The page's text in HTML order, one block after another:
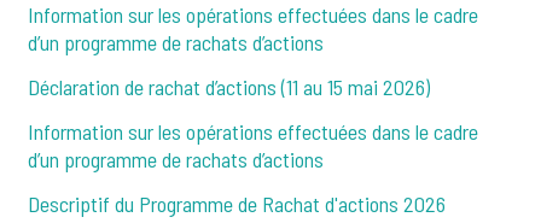
Information sur les opérations effectuées dans le cadre
d’un programme de rachats d’actions
Déclaration de rachat d’actions (11 au 15 mai 2026)
Information sur les opérations effectuées dans le cadre
d’un programme de rachats d’actions
Descriptif du Programme de Rachat d'actions 2026